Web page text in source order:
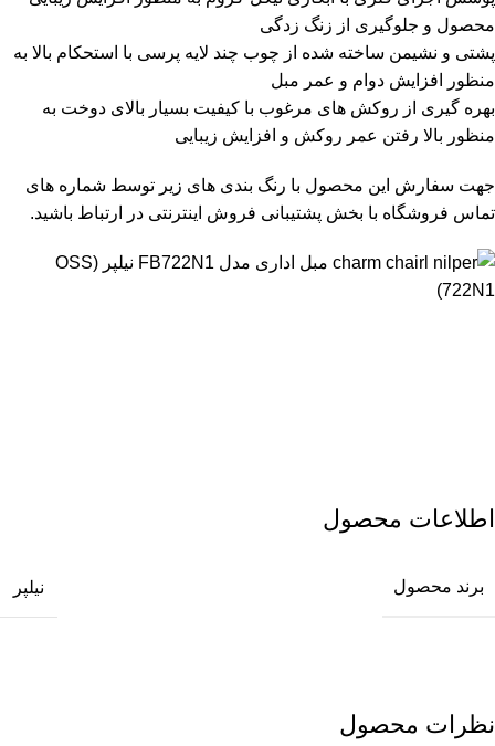
محصول و جلوگیری از زنگ زدگی
پشتی و نشیمن ساخته شده از چوب چند لایه پرسی با استحکام بالا به
منظور افزایش دوام و عمر مبل
بهره گیری از روکش های مرغوب با کیفیت بسیار بالای دوخت به
منظور بالا رفتن عمر روکش و افزایش زیبایی
جهت سفارش این محصول با رنگ بندی های زیر توسط شماره های
تماس فروشگاه با بخش پشتیبانی فروش اینترنتی در ارتباط باشید.
اطلاعات محصول
برند محصول نیلپر
نظرات محصول